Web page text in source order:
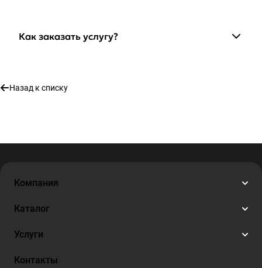
Как заказать услугу?
Назад к списку
Компания
Каталог
Услуги
Контакты